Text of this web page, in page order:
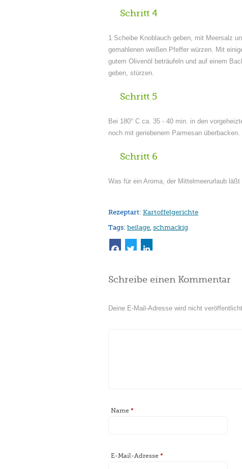
Schritt 4
1 Scheibe Knoblauch geben, mit Meersalz
gemahlenen weißen Pfeffer würzen. Mit
gutem Olivenöl beträufeln und auf einem
geben, stürzen.
Schritt 5
Bei 180° C ca. 35 - 40 min. in den
noch mit geriebenem Parmesan überbacken.
Schritt 6
Was für ein Aroma, der Mittelmeerurlaub läßt
Rezeptart: Kartoffelgerichte
Tags: beilage, schmackig
Schreibe einen Kommentar
Deine E-Mail-Adresse wird nicht
Name *
E-Mail-Adresse *